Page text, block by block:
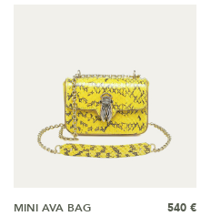
MINI AVA BAG
540 €